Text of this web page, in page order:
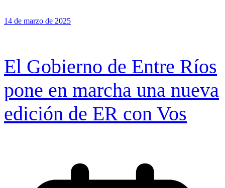
14 de marzo de 2025
El Gobierno de Entre Ríos
pone en marcha una nueva
edición de ER con Vos